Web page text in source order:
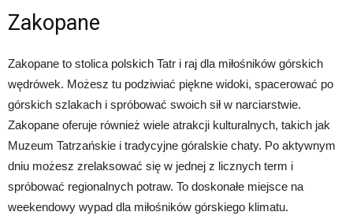
Zakopane
Zakopane to stolica polskich Tatr i raj dla miłośników górskich
wędrówek. Możesz tu podziwiać piękne widoki, spacerować po
górskich szlakach i spróbować swoich sił w narciarstwie.
Zakopane oferuje również wiele atrakcji kulturalnych, takich jak
Muzeum Tatrzańskie i tradycyjne góralskie chaty. Po aktywnym
dniu możesz zrelaksować się w jednej z licznych term i
spróbować regionalnych potraw. To doskonałe miejsce na
weekendowy wypad dla miłośników górskiego klimatu.